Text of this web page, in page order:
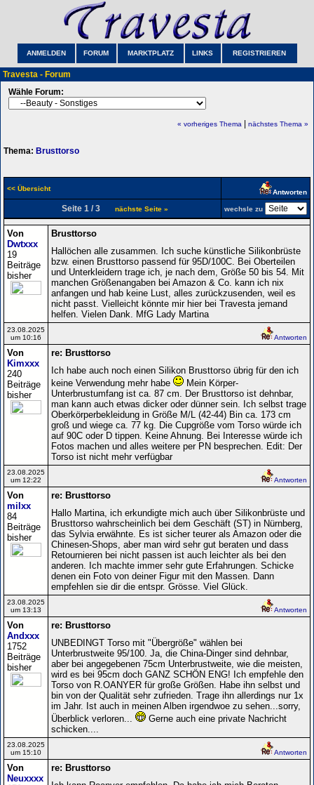
ANMELDEN FORUM MARKTPLATZ LINKS REGISTRIEREN
Travesta - Forum
Wähle Forum:
« vorheriges Thema nächstes Thema »
Thema: Brusttorso
<< Übersicht Antworten
Seite 1 / 3 nächste Seite » wechsle zu
Von
Dwtxxx
19
Beiträge
bisher
Brusttorso
Hallöchen alle zusammen. Ich suche künstliche Silikonbrüste
bzw. einen Brusttorso passend für 95D/100C. Bei Oberteilen
und Unterkleidern trage ich, je nach dem, Größe 50 bis 54. Mit
manchen Größenangaben bei Amazon & Co. kann ich nix
anfangen und hab keine Lust, alles zurückzusenden, weil es
nicht passt. Vielleicht könnte mir hier bei Travesta jemand
helfen. Vielen Dank. MfG Lady Martina
23.08.2025
um 10:16
Antworten
Von
Kimxxx
240
Beiträge
bisher
re: Brusttorso
Ich habe auch noch einen Silikon Brusttorso übrig für den ich
keine Verwendung mehr habe
Mein Körper-
Unterbrustumfang ist ca. 87 cm. Der Brusttorso ist dehnbar,
man kann auch etwas dicker oder dünner sein. Ich selbst trage
Oberkörperbekleidung in Größe M/L (42-44) Bin ca. 173 cm
groß und wiege ca. 77 kg. Die Cupgröße vom Torso würde ich
auf 90C oder D tippen. Keine Ahnung. Bei Interesse würde ich
Fotos machen und alles weitere per PN besprechen. Edit: Der
Torso ist nicht mehr verfügbar
23.08.2025
um 12:22
Antworten
Von
milxx
84
Beiträge
bisher
re: Brusttorso
Hallo Martina, ich erkundigte mich auch über Silikonbrüste und
Brusttorso wahrscheinlich bei dem Geschäft (ST) in Nürnberg,
das Sylvia erwähnte. Es ist sicher teurer als Amazon oder die
Chinesen-Shops, aber man wird sehr gut beraten und dass
Retournieren bei nicht passen ist auch leichter als bei den
anderen. Ich machte immer sehr gute Erfahrungen. Schicke
denen ein Foto von deiner Figur mit den Massen. Dann
empfehlen sie dir die entspr. Grösse. Viel Glück.
23.08.2025
um 13:13
Antworten
Von
Andxxx
1752
Beiträge
bisher
re: Brusttorso
UNBEDINGT Torso mit "Übergröße" wählen bei
Unterbrustweite 95/100. Ja, die China-Dinger sind dehnbar,
aber bei angegebenen 75cm Unterbrustweite, wie die meisten,
wird es bei 95cm doch GANZ SCHÖN ENG! Ich empfehle den
Torso von R.OANYER für große Größen. Habe ihn selbst und
bin von der Qualität sehr zufrieden. Trage ihn allerdings nur 1x
im Jahr. Ist auch in meinen Alben irgendwoe zu sehen...sorry,
Überblick verloren...
Gerne auch eine private Nachricht
schicken....
23.08.2025
um 15:10
Antworten
Von
Neuxxxx
re: Brusttorso